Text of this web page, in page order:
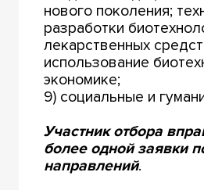
нового поколения;
разработки
лекарственных
использование
экономике;
9) социальные и
Участник отбора
более одной заявки
направлений.